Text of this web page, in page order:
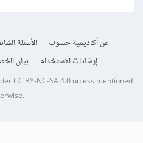
عن أكاديمية حسوب الأسئلة
إرشادات الاستخدام
بيان
CC BY-NC-SA 4.0unless mentioned